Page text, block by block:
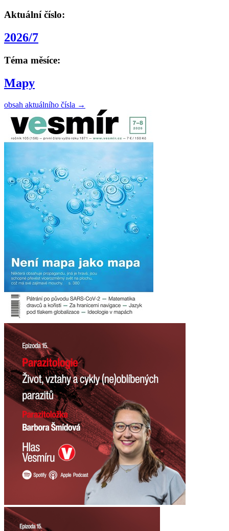
Aktuální číslo:
2026/7
Téma měsíce:
Mapy
obsah aktuálního čísla →